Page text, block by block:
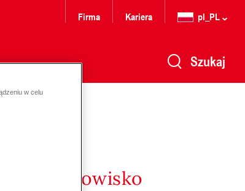
Firma Kariera pl_PL
Szukaj
i środowisko
w celu